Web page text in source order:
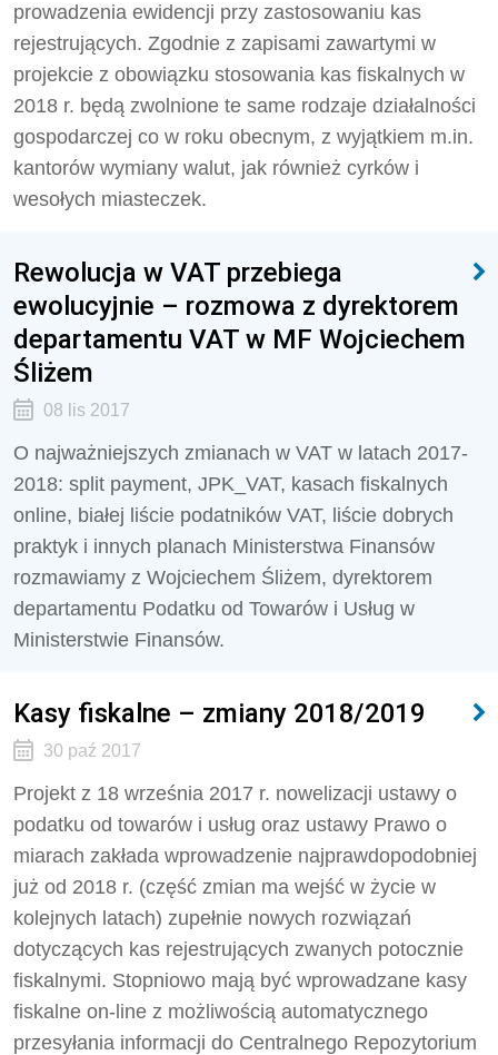
prowadzenia ewidencji przy zastosowaniu kas
rejestrujących. Zgodnie z zapisami zawartymi w
projekcie z obowiązku stosowania kas fiskalnych w
2018 r. będą zwolnione te same rodzaje działalności
gospodarczej co w roku obecnym, z wyjątkiem m.in.
kantorów wymiany walut, jak również cyrków i
wesołych miasteczek.
Rewolucja w VAT przebiega
ewolucyjnie – rozmowa z dyrektorem
departamentu VAT w MF Wojciechem
Śliżem
08 lis 2017
O najważniejszych zmianach w VAT w latach 2017-
2018: split payment, JPK_VAT, kasach fiskalnych
online, białej liście podatników VAT, liście dobrych
praktyk i innych planach Ministerstwa Finansów
rozmawiamy z Wojciechem Śliżem, dyrektorem
departamentu Podatku od Towarów i Usług w
Ministerstwie Finansów.
Kasy fiskalne – zmiany 2018/2019
30 paź 2017
Projekt z 18 września 2017 r. nowelizacji ustawy o
podatku od towarów i usług oraz ustawy Prawo o
miarach zakłada wprowadzenie najprawdopodobniej
już od 2018 r. (część zmian ma wejść w życie w
kolejnych latach) zupełnie nowych rozwiązań
dotyczących kas rejestrujących zwanych potocznie
fiskalnymi. Stopniowo mają być wprowadzane kasy
fiskalne on-line z możliwością automatycznego
przesyłania informacji do Centralnego Repozytorium